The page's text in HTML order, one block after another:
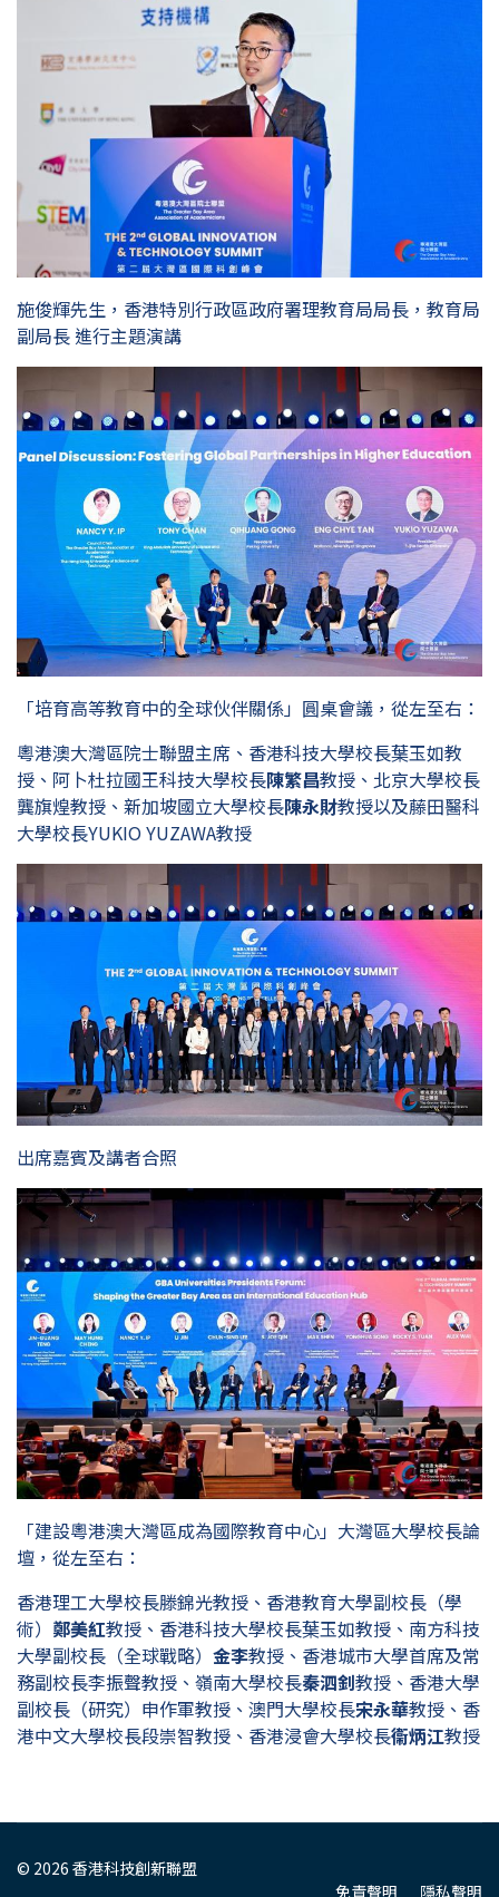
施俊輝先生，香港特別行政區政府署理教育局局長，教育局
副局長 進行主題演講
「培育高等教育中的全球伙伴關係」圓桌會議，從左至右：
粵港澳大灣區院士聯盟主席、香港科技大學校長葉玉如教
授、阿卜杜拉國王科技大學校長陳繁昌教授、北京大學校長
龔旗煌教授、新加坡國立大學校長陳永財教授以及藤田醫科
大學校長YUKIO YUZAWA教授
出席嘉賓及講者合照
「建設粵港澳大灣區成為國際教育中心」大灣區大學校長論
壇，從左至右：
香港理工大學校長滕錦光教授、香港教育大學副校長（學
術） 鄭美紅教授、香港科技大學校長葉玉如教授、南方科技
大學副校長（全球戰略） 金李教授、香港城市大學首席及常
務副校長李振聲教授、嶺南大學校長秦泗釗教授、香港大學
副校長（研究）申作軍教授、澳門大學校長宋永華教授、香
港中文大學校長段崇智教授、香港浸會大學校長衞炳江教授
© 2026 香港科技創新聯盟
免責聲明
隱私聲明